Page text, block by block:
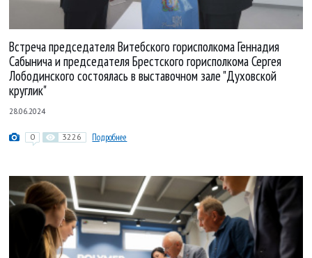
Встреча председателя Витебского горисполкома Геннадия
Сабынича и председателя Брестского горисполкома Сергея
Лободинского состоялась в выставочном зале "Духовской
круглик"
28.06.2024
0 3226 Подробнее